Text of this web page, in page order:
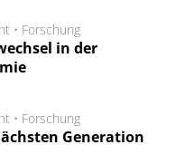
• Forschung
in der
• Forschung
Generation